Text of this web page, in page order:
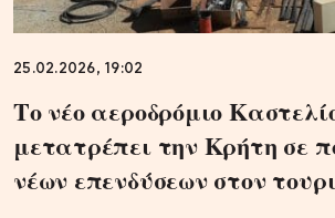
25.02.2026, 19:02
Το νέο αεροδρόμιο
μετατρέπει την Κρήτη σε
νέων επενδύσεων στον